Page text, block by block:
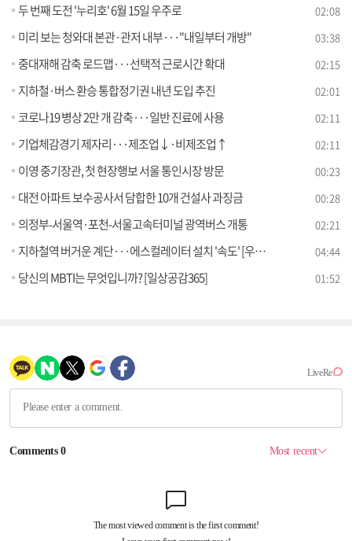
두 번째 도전 '누리호' 6월 15일 우주로 02:08
미리 보는 청와대 본관·관저 내부···"내일부터 개방" 03:38
중대재해 감축 로드맵···선택적 근로시간 확대 02:15
지하철·버스 환승 통합정기권 내년 도입 추진 02:01
코로나19 병상 2만 개 감축···일반 진료에 사용 02:11
기업체감경기 제자리···제조업↓·비제조업↑ 02:11
이영 중기장관, 첫 현장행보 서울 통인시장 방문 00:23
대전 아파트 보수공사서 담합한 10개 건설사 과징금 00:28
의정부-서울역·포천-서울고속터미널 광역버스 개통 02:21
지하철역 버거운 계단···에스컬레이터 설치 '속도' [우리동네 개선문] 04:44
당신의 MBTI는 무엇입니까? [일상공감365] 01:52